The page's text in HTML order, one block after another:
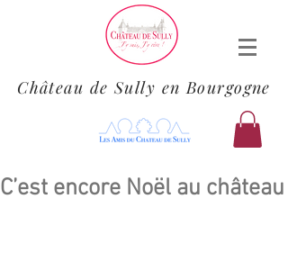
Château de Sully en Bourgogne
C’est encore Noël au château